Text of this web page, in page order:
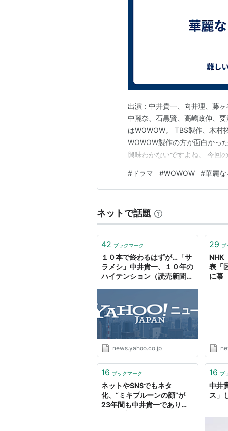
男も女もなぜ懲りない（1987年
ラストゴングが鳴るまで（1987
〜JAPANESE
ステキな隠し撮り 完全無欠のコ
大河ドラマ平清盛
（2012年1月
最後から二番目の恋（2012年1
ザ・マジックアワー（2008年6
RAILWAYS 49歳で電車の運転
肇 役
プリンセス・トヨトミ（2011年
戰國（2011年4月15日公開、星
ステキな金縛り（2011年10月
ワイルド7（2011年12月21日公
麒麟の翼 〜劇場版・新参者〜
関連リンク
公式： http://www.office-
出演：中井貴一、向井理、藤
中麗奈、石黒賢、高嶋政伸、
はWOWOW。 TBS製作、木村
WOWOW製作の方が面白かっ
興味わかないですよね。 今回
ってくるわけです。実際、私
ひ銀行になりましたから。 そ
# ドラマ #WOWOW #華麗
ネットで話題
42 ブックマーク
１０本で終わるはずが…「サ
ラメシ」中井貴一、１０年の
ハイテンション（読売新聞オ
news.yahoo.co.jp
29 ブ
NHK
表「
に幕
16 ブックマーク
ネットやSNSでもネタ
化、“ミキプルーンの顔”が
23年間も中井貴一であり続
16 ブ
中井
ス」